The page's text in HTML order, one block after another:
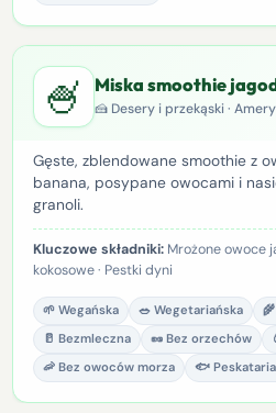
🍧 Miska smoothie
🍰 Desery i przekąski ·
Gęste, zblendowane smoothie z
banana, posypane owocami i
granoli.
Kluczowe składniki:Mrożone owoce
kokosowe · Pestki dyni
🌱 Wegańska 🥗 Wegetariańska
🥛 Bezmleczna
🥜 Bez orzechów
🦐 Bez owoców morza
🐟